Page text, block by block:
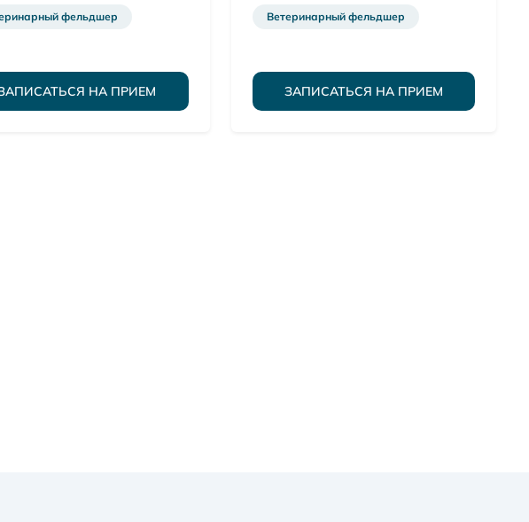
фельдшер
НА ПРИЕМ
Ветеринарный фельдшер
ЗАПИСАТЬСЯ НА ПРИЕМ